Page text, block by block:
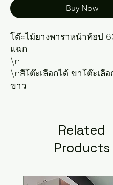
Buy Now
โต๊ะไม้ยางพาราหน้าท้อป
แฉก
\n
\nสีโต๊ะเลือกได้ ขาโต๊ะเลื
ขาว
Related
Products